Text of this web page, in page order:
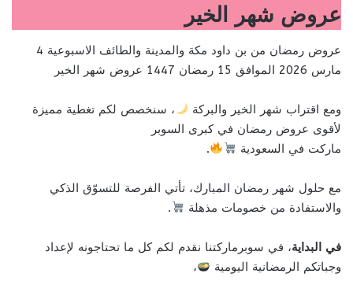
عروض شهر الخير
عروض رمضان من بن داود مكة والمدينة والطائف الاسبوعية 4
مارس 2026 الموافق 15 رمضان 1447 عروض شهر الخير
ومع اقتراب شهر الخير والبركة
، سنخصص لكم تغطية مميزة
لأقوى عروض رمضان في كبرى السوبر
ماركت في السعودية
.
مع حلول شهر رمضان المبارك، تأتي الفرصة للتسوّق الذكي
والاستفادة من خصومات مذهلة
.
في البداية، في سوبرماركتنا نقدم لكم كل ما تحتاجونه لإعداد
وجباتكم الرمضانية اليومية
،